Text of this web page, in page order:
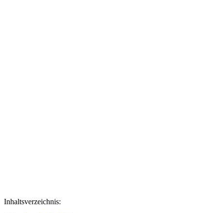
Inhaltsverzeichnis: